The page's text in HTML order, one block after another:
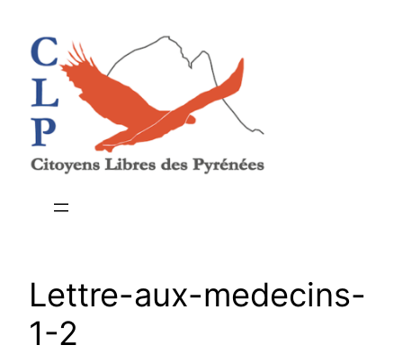
contenu
Lettre-aux-medecins-
1-2